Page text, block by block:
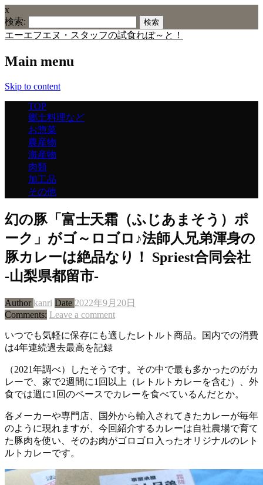
x
検索:
エーエフエヌ・スタッフの試食れぽ～と！
Main menu
Skip to content
TOP
郷土料理など
お惣菜
農産物
海産物
肉類
加工品
その他
幻の豚「富士天霜（ふじあまそう）ポ
ーク」がゴ～ロゴロ♪法師人兄弟渾身の
豚カレーは絶品なり！ Spriest合同会社
-山梨県都留市-
Author kanri Date 2022年9月20日
Comments: Leave a comment
いつでも気軽に保存にも適したレトルト商品。国内での消費
は4年連続過去最高を記録
（2021年調べ）したそうです。その中で最も多かったのがカ
レーで、家で2週間に1回以上（レトルトカレーを含む）、外
食では週に1回のペースでカレーを食べているんだとか。
各メーカーや専門店、国外から輸入されてきたカレーが毎年
のように現れますが、今回紹介するカレーは自社農場で育て
た豚肉を使い、そのお肉がゴロゴロ入ったオリジナルのレト
ルトカレーです。